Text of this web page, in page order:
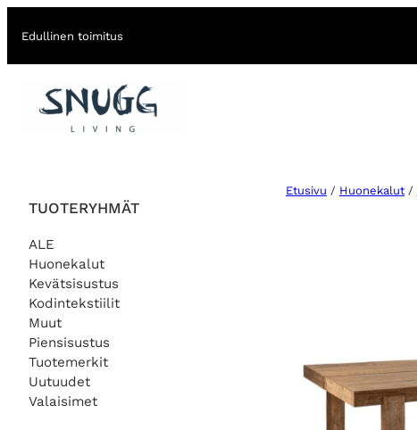
Edullinen toimitus
TUOTERYHMÄT
ALE
Huonekalut
Kevätsisustus
Kodintekstiilit
Muut
Piensisustus
Tuotemerkit
Uutuudet
Valaisimet
Etusivu / Huonekalut /